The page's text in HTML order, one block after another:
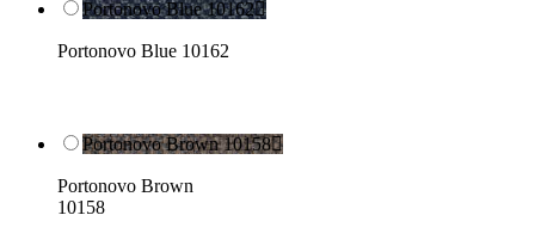
Portonovo Blue 10162
Portonovo Blue 10162
Portonovo Brown 10158
Portonovo Brown
10158